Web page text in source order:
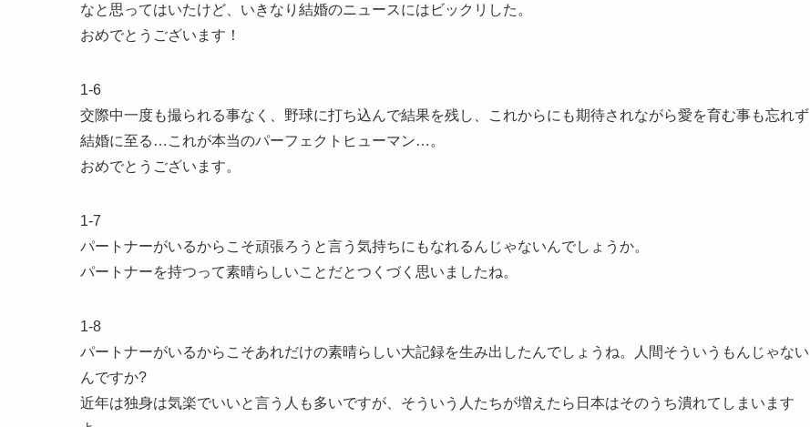
なと思ってはいたけど、いきなり結婚のニュースにはビックリした。
おめでとうございます！
1-6
交際中一度も撮られる事なく、野球に打ち込んで結果を残し、これからにも期待されながら愛を育む事も忘れず
結婚に至る…これが本当のパーフェクトヒューマン…。
おめでとうございます。
1-7
パートナーがいるからこそ頑張ろうと言う気持ちにもなれるんじゃないんでしょうか。
パートナーを持つって素晴らしいことだとつくづく思いましたね。
1-8
パートナーがいるからこそあれだけの素晴らしい大記録を生み出したんでしょうね。人間そういうもんじゃない
んですか?
近年は独身は気楽でいいと言う人も多いですが、そういう人たちが増えたら日本はそのうち潰れてしまいます